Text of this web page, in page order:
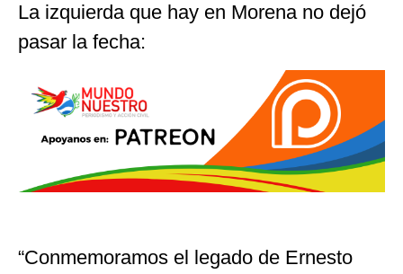
La izquierda que hay en Morena no dejó
pasar la fecha:
“Conmemoramos el legado de Ernesto